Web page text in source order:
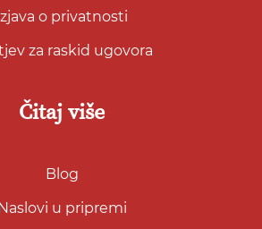
o privatnosti
za raskid ugovora
Čitaj više
Blog
u pripremi